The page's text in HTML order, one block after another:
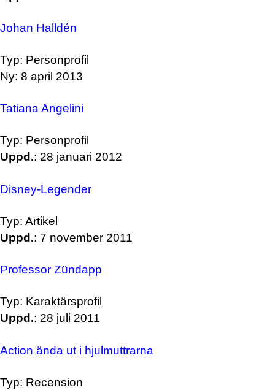
Johan Halldén
Typ: Personprofil
Ny: 8 april 2013
Tatiana Angelini
Typ: Personprofil
Uppd.: 28 januari 2012
Disney-Legender
Typ: Artikel
Uppd.: 7 november 2011
Professor Zündapp
Typ: Karaktärsprofil
Uppd.: 28 juli 2011
Action ända ut i hjulmuttrarna
Typ: Recension